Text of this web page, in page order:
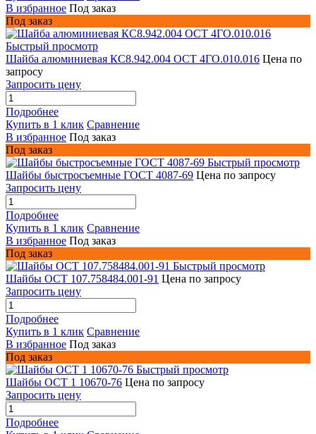
В избранное Под заказ
Под заказ
Быстрый просмотр
Шайба алюминиевая КС8.942.004 ОСТ 4ГО.010.016 Цена по
запросу
Запросить цену
Подробнее
Купить в 1 клик Сравнение
В избранное Под заказ
Под заказ
Быстрый просмотр
Шайбы быстросъемные ГОСТ 4087-69 Цена по запросу
Запросить цену
Подробнее
Купить в 1 клик Сравнение
В избранное Под заказ
Под заказ
Быстрый просмотр
Шайбы ОСТ 107.758484.001-91 Цена по запросу
Запросить цену
Подробнее
Купить в 1 клик Сравнение
В избранное Под заказ
Под заказ
Быстрый просмотр
Шайбы ОСТ 1 10670-76 Цена по запросу
Запросить цену
Подробнее